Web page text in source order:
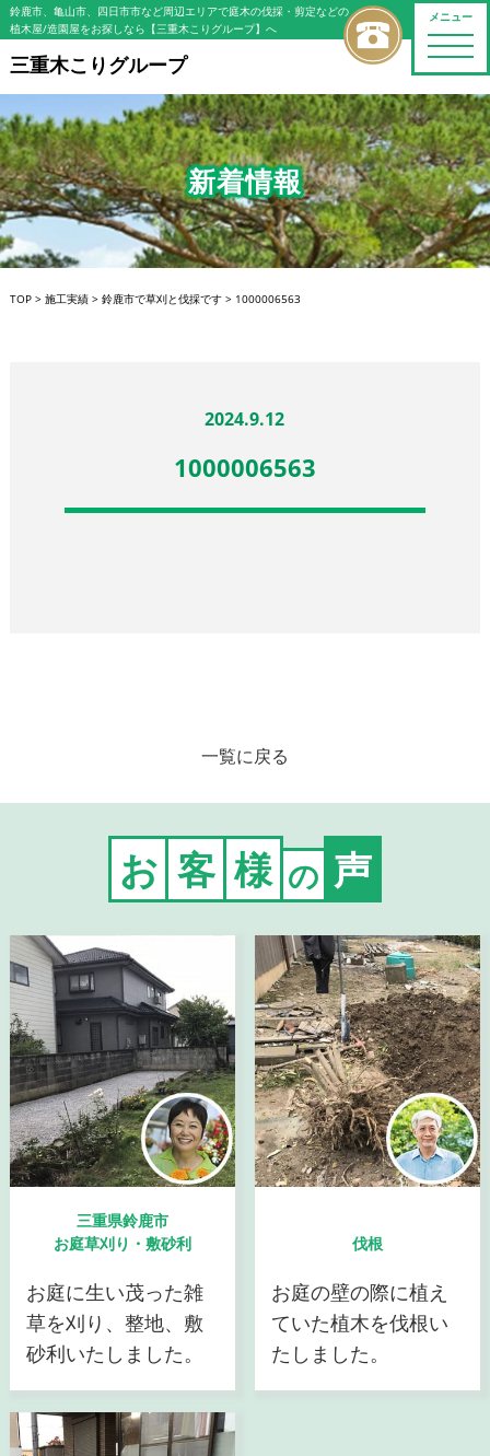
メニュー
toggle
鈴鹿市、亀山市、四日市市など周辺エリアで庭木の伐採・剪定などの
植木屋/造園屋をお探しなら【三重木こりグループ】へ
三重木こりグループ
新着情報
TOP> 施工実績> 鈴鹿市で草刈と伐採です> 1000006563
2024.9.12
1000006563
一覧に戻る
お 客 様 の 声
三重県鈴鹿市
お庭草刈り・敷砂利
お庭に生い茂った雑
草を刈り、整地、敷
砂利いたしました。
伐根
お庭の壁の際に植え
ていた植木を伐根い
たしました。